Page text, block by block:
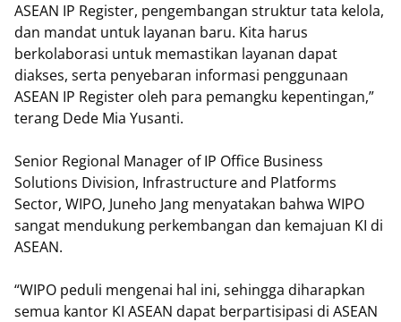
ASEAN IP Register, pengembangan struktur tata kelola,
dan mandat untuk layanan baru. Kita harus
berkolaborasi untuk memastikan layanan dapat
diakses, serta penyebaran informasi penggunaan
ASEAN IP Register oleh para pemangku kepentingan,”
terang Dede Mia Yusanti.
Senior Regional Manager of IP Office Business
Solutions Division, Infrastructure and Platforms
Sector, WIPO, Juneho Jang menyatakan bahwa WIPO
sangat mendukung perkembangan dan kemajuan KI di
ASEAN.
“WIPO peduli mengenai hal ini, sehingga diharapkan
semua kantor KI ASEAN dapat berpartisipasi di ASEAN